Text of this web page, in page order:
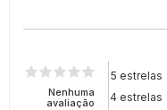
Nenhuma
avaliação
5 estrelas
4 estrelas